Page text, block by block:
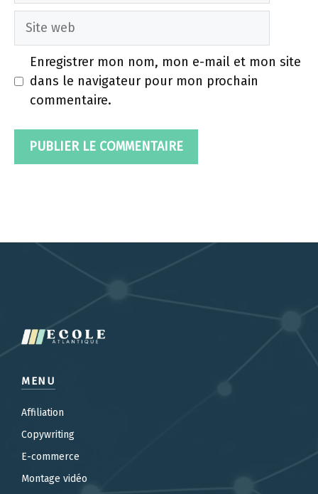
Site
Enregistrer mon nom, mon e-mail et mon site
dans le navigateur pour mon prochain
commentaire.
MENU
Affiliation
Copywriting
E-commerce
Montage vidéo